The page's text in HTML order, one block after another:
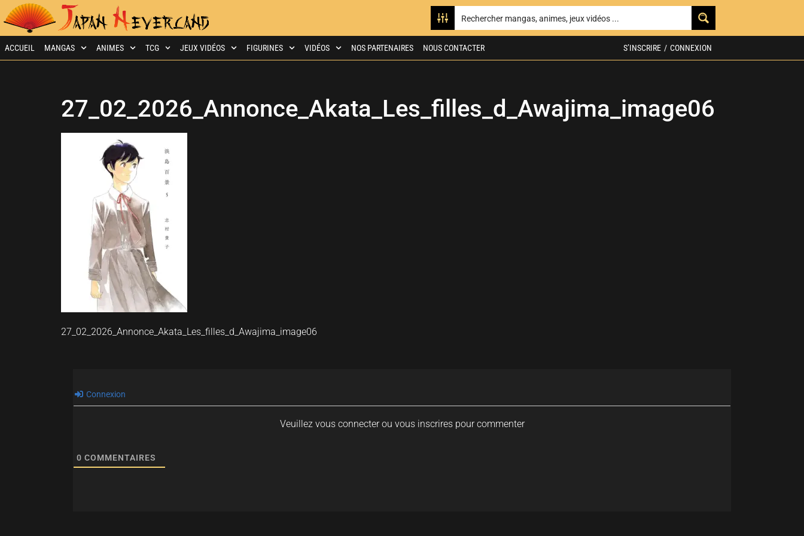
ACCUEIL MANGAS ANIMES TCG JEUX VIDÉOS FIGURINES VIDÉOS NOS PARTENAIRES NOUS CONTACTER S’INSCRIRE / CONNEXION
27_02_2026_Annonce_Akata_Les_filles_d_Awajima_image06
27_02_2026_Annonce_Akata_Les_filles_d_Awajima_image06
Connexion
Veuillez vous connecter ou vous inscrires pour commenter
0 COMMENTAIRES